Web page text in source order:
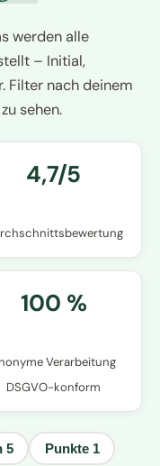
werden alle
– Initial,
Filter nach deinem
sehen.
4,7/5
100 %
Verarbeitung
DSGVO-konform
5 Punkte 1